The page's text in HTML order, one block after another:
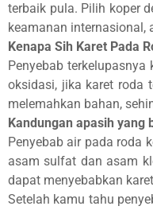
terbaik pula. Pilih koper
keamanan internasional,
Kenapa Sih Karet Pada
Penyebab
oksidasi, jika karet roda
melemahkan bahan,
Kandungan apasih yang
Penyebab air pada roda
asam sulfat dan asam
dapat menyebabkan
Setelah kamu tahu